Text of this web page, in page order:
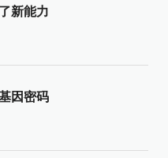
新能力
因密码